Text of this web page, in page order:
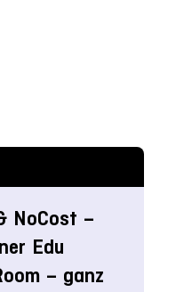
NoCost –
Edu
– ganz